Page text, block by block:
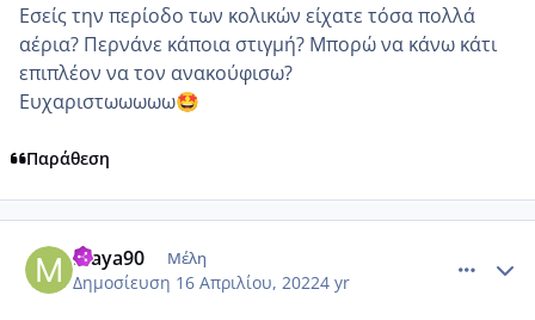
Εσείς την περίοδο των κολικών είχατε τόσα πολλά
αέρια? Περνάνε κάποια στιγμή? Μπορώ να κάνω κάτι
επιπλέον να τον ανακούφισω?
Ευχαριστωωωωω🤩
Παράθεση
Maya90 Μέλη
Δημοσίευση 16 Απριλίου, 20224 yr